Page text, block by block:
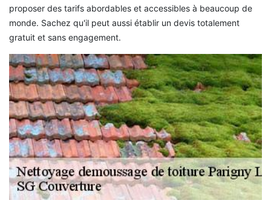
proposer des tarifs abordables et accessibles à beaucoup de
monde. Sachez qu'il peut aussi établir un devis totalement
gratuit et sans engagement.